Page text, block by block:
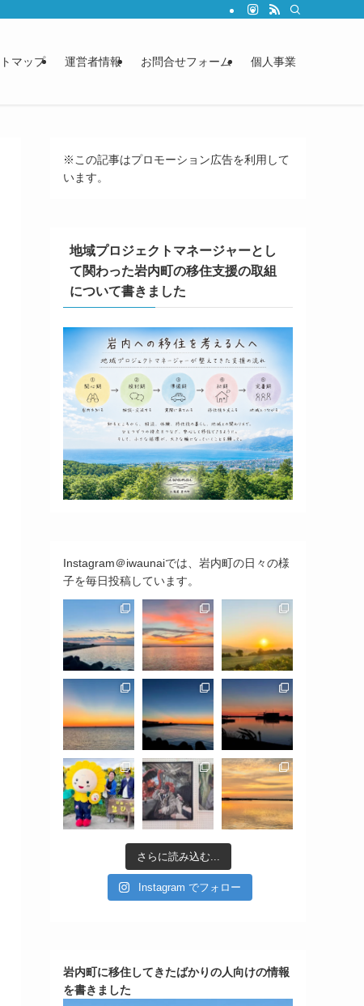
マップ 運営者情報 お問合せフォーム 個人事業
※この記事はプロモーション広告を利用して
います。
地域プロジェクトマネージャーとし
て関わった岩内町の移住支援の取組
について書きました
Instagram＠iwaunaiでは、岩内町の日々の様
子を毎日投稿しています。
さらに読み込む...
Instagram でフォロー
岩内町に移住してきたばかりの人向けの情報
を書きました